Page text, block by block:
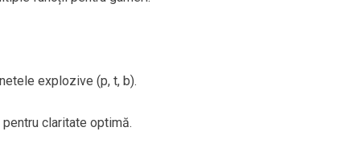
explozive (p, t, b).
claritate optimă.